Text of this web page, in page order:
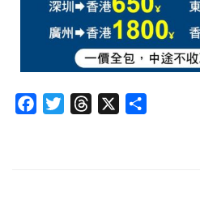
FacebookTwitterThreads